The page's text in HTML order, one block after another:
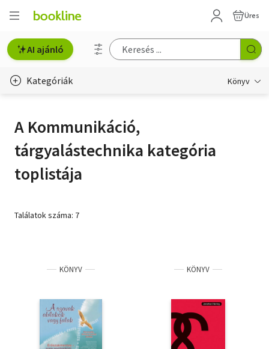
Üres
AI ajánló
Kategóriák Könyv
Erotika
Gyermek- és ifjúsági
Irodalom
Tankönyv, segédkönyv
Társadalomtudomány
A Kommunikáció,
tárgyalástechnika kategória
toplistája
Találatok száma: 7
KÖNYV KÖNYV